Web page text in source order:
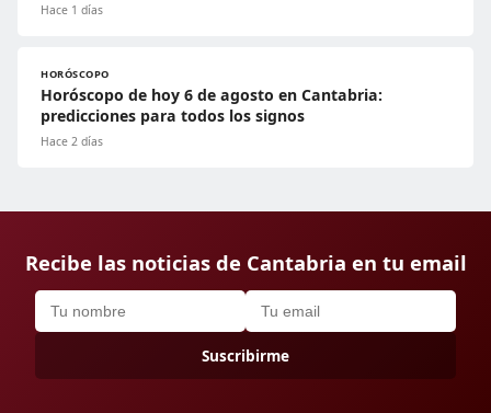
Hace 1 días
HORÓSCOPO
Horóscopo de hoy 6 de agosto en Cantabria:
predicciones para todos los signos
Hace 2 días
Recibe las noticias de Cantabria en tu email
Suscribirme